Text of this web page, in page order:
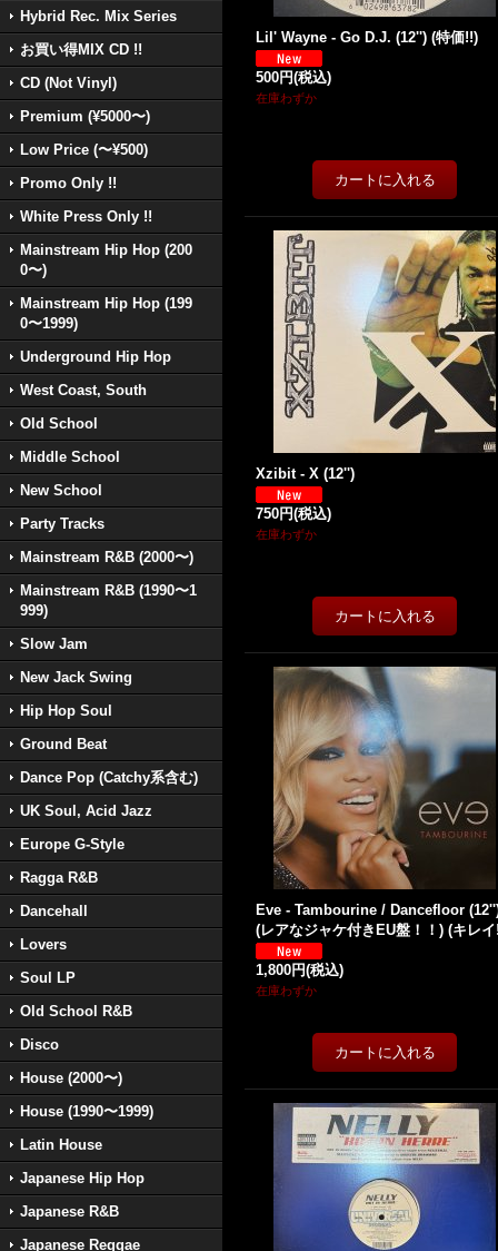
Hybrid Rec. Mix Series
お買い得MIX CD !!
CD (Not Vinyl)
Premium (¥5000〜)
Low Price (〜¥500)
Promo Only !!
White Press Only !!
Mainstream Hip Hop (200
0〜)
Mainstream Hip Hop (199
0〜1999)
Underground Hip Hop
West Coast, South
Old School
Middle School
New School
Party Tracks
Mainstream R&B (2000〜)
Mainstream R&B (1990〜1
999)
Slow Jam
New Jack Swing
Hip Hop Soul
Ground Beat
Dance Pop (Catchy系含む)
UK Soul, Acid Jazz
Europe G-Style
Ragga R&B
Dancehall
Lovers
Soul LP
Old School R&B
Disco
House (2000〜)
House (1990〜1999)
Latin House
Japanese Hip Hop
Japanese R&B
Japanese Reggae
Lil' Wayne - Go D.J. (12'') (特価!!)
500円(税込)
在庫わずか
Xzibit - X (12'')
750円(税込)
在庫わずか
Eve - Tambourine / Dancefloor
(レアなジャケ付きEU盤！！) (キレ
1,800円(税込)
在庫わずか